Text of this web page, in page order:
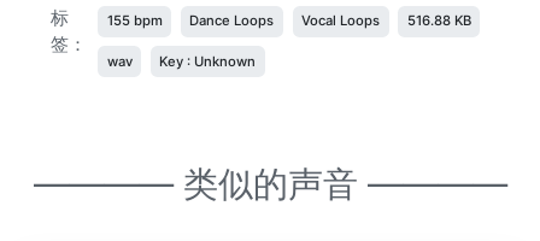
标
签：
155 bpm Dance Loops Vocal Loops 516.88 KB
wav Key : Unknown
———— 类似的声音 ————